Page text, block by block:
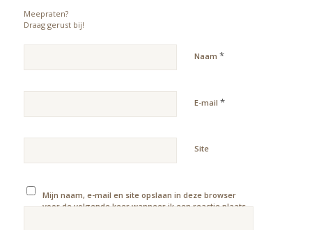
Meepraten?
Draag gerust bij!
Naam *
E-mail *
Site
Mijn naam, e-mail en site opslaan in deze browser
voor de volgende keer wanneer ik een reactie plaats.